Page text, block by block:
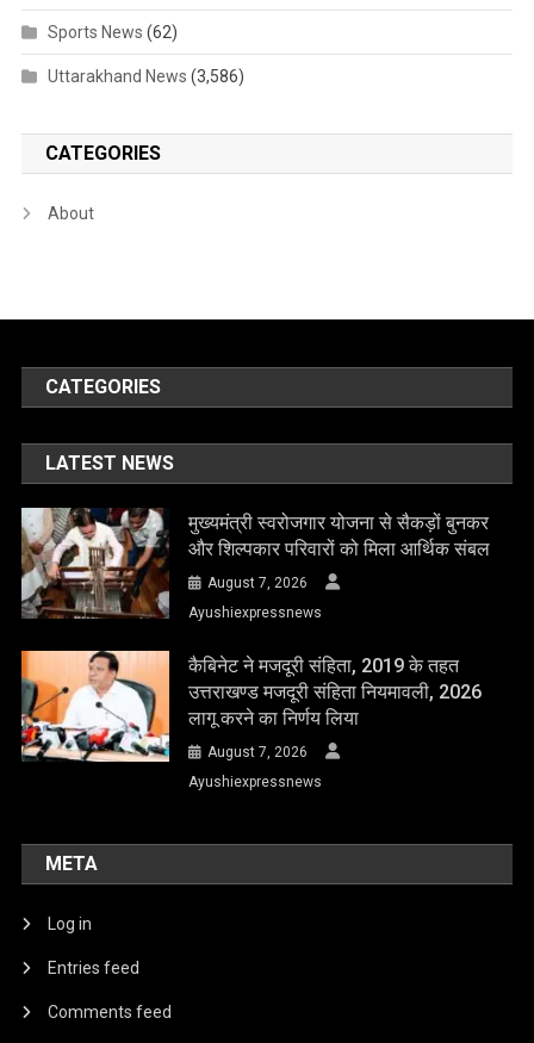
Sports News (62)
Uttarakhand News (3,586)
CATEGORIES
About
CATEGORIES
LATEST NEWS
मुख्यमंत्री स्वरोजगार योजना से सैकड़ों बुनकर
और शिल्पकार परिवारों को मिला आर्थिक संबल
August 7, 2026
Ayushiexpressnews
कैबिनेट ने मजदूरी संहिता, 2019 के तहत
उत्तराखण्ड मजदूरी संहिता नियमावली, 2026
लागू करने का निर्णय लिया
August 7, 2026
Ayushiexpressnews
META
Log in
Entries feed
Comments feed